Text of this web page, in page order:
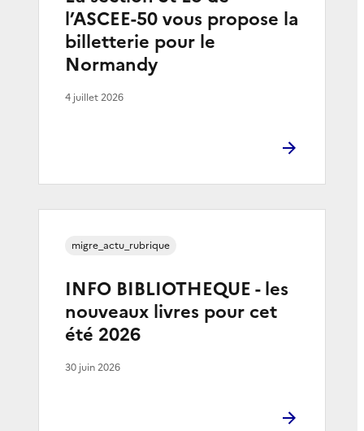
l’ASCEE-50 vous propose la
billetterie pour le
Normandy
4 juillet 2026
INFO BIBLIOTHEQUE - les
nouveaux livres pour cet
été 2026
migre_actu_rubrique
30 juin 2026